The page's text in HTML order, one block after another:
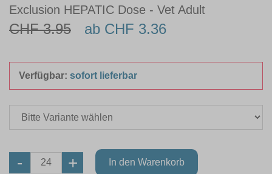
Exclusion HEPATIC Dose - Vet Adult
CHF 3.95 ab CHF 3.36
Verfügbar: sofort lieferbar